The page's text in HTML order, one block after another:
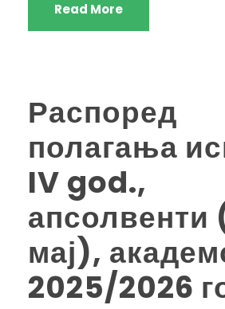
Read More
Распоред
полагања
IV god.,
апсолвенти
мај),
2025/2026